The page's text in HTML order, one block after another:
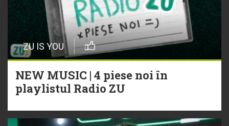
ZU IS YOU
NEW MUSIC | 4 piese noi în
playlistul Radio ZU